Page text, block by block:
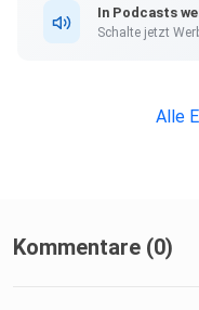
In Podcasts
Schalte jetzt
Alle
Kommentare (0)